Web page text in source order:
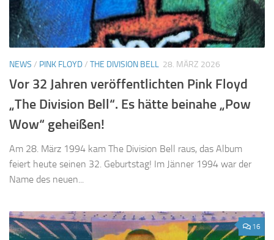
NEWS / PINK FLOYD/ THE DIVISION BELL 28. MÄRZ 2026
Vor 32 Jahren veröffentlichten Pink Floyd
„The Division Bell“. Es hätte beinahe „Pow
Wow“ geheißen!
Am 28. März 1994 kam The Division Bell raus, das Album
feiert heute seinen 32. Geburtstag! Im Jänner 1994 war der
Name des neuen...
16